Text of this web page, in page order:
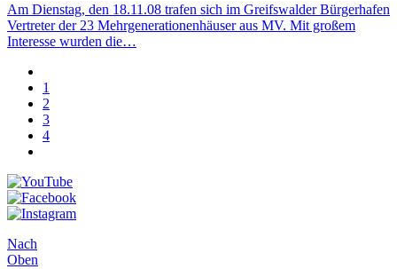
Am Dienstag, den 18.11.08 trafen sich im Greifswalder Bürgerhafen
Vertreter der 23 Mehrgenerationenhäuser aus MV. Mit großem
Interesse wurden die…
1
2
3
4
Nach
Oben